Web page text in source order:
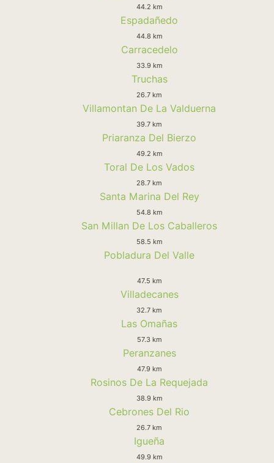
44.2 km
Espadañedo
44.8 km
Carracedelo
33.9 km
Truchas
26.7 km
Villamontan De La Valduerna
39.7 km
Priaranza Del Bierzo
49.2 km
Toral De Los Vados
28.7 km
Santa Marina Del Rey
54.8 km
San Millan De Los Caballeros
58.5 km
Pobladura Del Valle
47.5 km
Villadecanes
32.7 km
Las Omañas
57.3 km
Peranzanes
47.9 km
Rosinos De La Requejada
38.9 km
Cebrones Del Rio
26.7 km
Igueña
49.9 km